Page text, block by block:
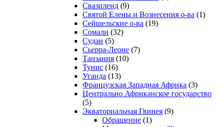
Свазиленд (9)
Святой Елены и Вознесения о-ва (1)
Сейшельские о-ва (19)
Сомали (32)
Судан (5)
Сьерра-Леоне (7)
Танзания (10)
Тунис (16)
Уганда (13)
Французская Западная Африка (3)
Центрально Африканское государство
(5)
Экваториальная Гвинея (9)
Обращение (1)